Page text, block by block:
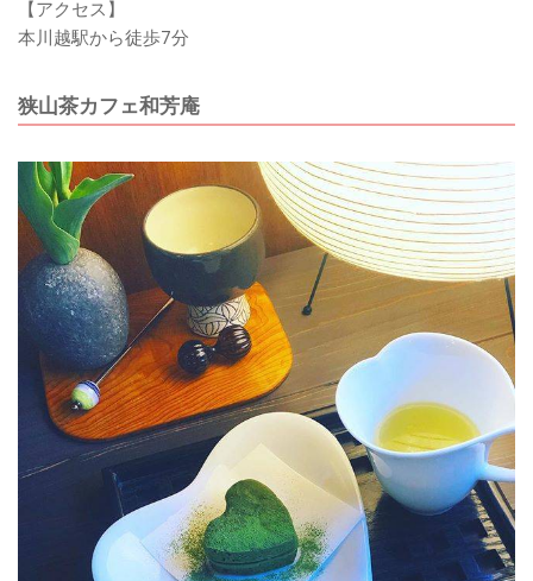
【アクセス】
本川越駅から徒歩7分
狭山茶カフェ和芳庵